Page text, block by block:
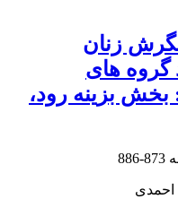
زنان
گروه ‏های
بخش بزینه‏ رود،
873-886
احمدی